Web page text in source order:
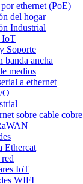
ethernet (PoE)
del hogar
Industrial
IoT
Soporte
banda ancha
medios
a ethernet
O
sobre cable cobre
Ethercat
IoT
WIFI